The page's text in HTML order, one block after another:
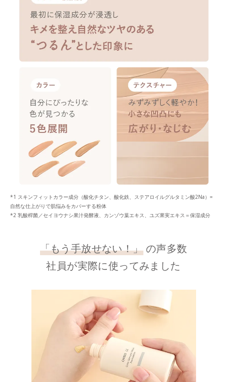
*1 スキンフィットカラー成分（酸化チタン、酸化鉄、ステアロイルグルタミン酸2Na）=
自然な仕上がりで肌悩みをカバーする粉体
*2 乳酸桿菌／セイヨウナシ果汁発酵液、カンゾウ葉エキス、ユズ果実エキス＝保湿成分
「もう手放せない！」の声多数
社員が実際に使ってみました